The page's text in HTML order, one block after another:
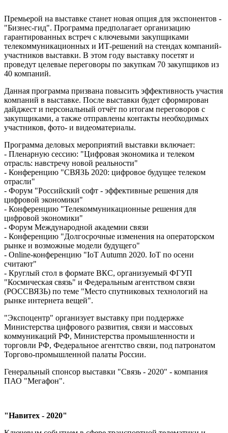
Премьерой на выставке станет новая опция для экспонентов -
"Бизнес-гид". Программа предполагает организацию
гарантированных встреч с ключевыми закупщиками
телекоммуникационных и ИТ-решений на стендах компаний-
участников выставки. В этом году выставку посетят и
проведут целевые переговоры по закупкам 70 закупщиков из
40 компаний.
Данная программа призвана повысить эффективность участия
компаний в выставке. После выставки будет сформирован
дайджест и персональный отчёт по итогам переговоров с
закупщиками, а также отправлены контакты необходимых
участников, фото- и видеоматериалы.
Программа деловых мероприятий выставки включает:
- Пленарную сессию: "Цифровая экономика и телеком
отрасль: навстречу новой реальности"
- Конференцию "СВЯЗЬ 2020: цифровое будущее телеком
отрасли"
- Форум "Российский софт - эффективные решения для
цифровой экономики"
- Конференцию "Телекоммуникационные решения для
цифровой экономики"
- Форум Международной академии связи
- Конференцию "Долгосрочные изменения на операторском
рынке и возможные модели будущего"
- Online-конференцию "IoT Autumn 2020. IoT по осени
считают"
- Круглый стол в формате ВКС, организуемый ФГУП
"Космическая связь" и Федеральным агентством связи
(РОССВЯЗЬ) по теме "Место спутниковых технологий на
рынке интернета вещей".
"Экспоцентр" организует выставку при поддержке
Министерства цифрового развития, связи и массовых
коммуникаций РФ, Министерства промышленности и
торговли РФ, Федеральное агентство связи, под патронатом
Торгово-промышленной палаты России.
Генеральный спонсор выставки "Связь - 2020" - компания
ПАО "Мегафон".
"Навитех - 2020"